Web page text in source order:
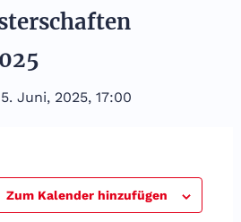
Juni, 2025, 17:00
Zum Kalender hinzufügen